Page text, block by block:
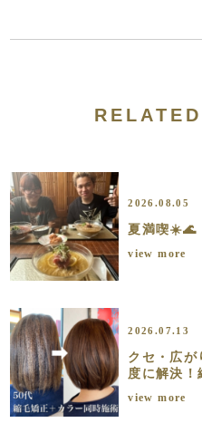
2026.08.05
夏満喫☀️🌊
view more
2026.07.13
クセ・広が
度に解決！
view more